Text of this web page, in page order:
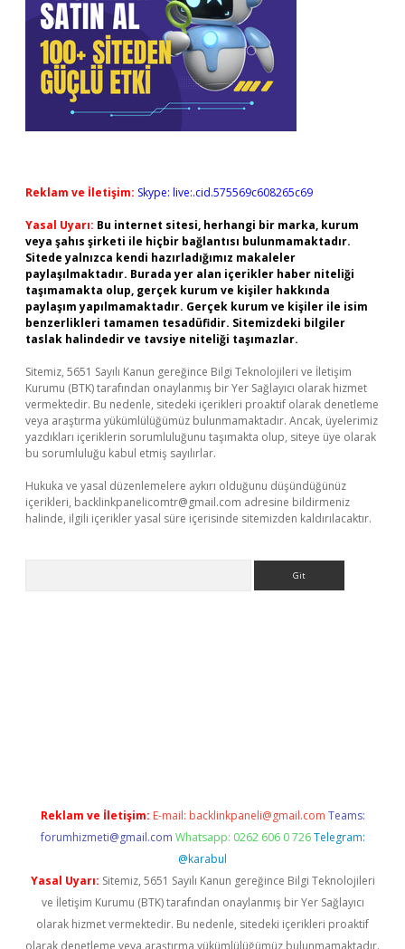
Reklam ve İletişim: Skype: live:.cid.575569c608265c69
Yasal Uyarı: Bu internet sitesi, herhangi bir marka, kurum
veya şahıs şirketi ile hiçbir bağlantısı bulunmamaktadır.
Sitede yalnızca kendi hazırladığımız makaleler
paylaşılmaktadır. Burada yer alan içerikler haber niteliği
taşımamakta olup, gerçek kurum ve kişiler hakkında
paylaşım yapılmamaktadır. Gerçek kurum ve kişiler ile isim
benzerlikleri tamamen tesadüfidir. Sitemizdeki bilgiler
taslak halindedir ve tavsiye niteliği taşımazlar.
Sitemiz, 5651 Sayılı Kanun gereğince Bilgi Teknolojileri ve İletişim
Kurumu (BTK) tarafından onaylanmış bir Yer Sağlayıcı olarak hizmet
vermektedir. Bu nedenle, sitedeki içerikleri proaktif olarak denetleme
veya araştırma yükümlülüğümüz bulunmamaktadır. Ancak, üyelerimiz
yazdıkları içeriklerin sorumluluğunu taşımakta olup, siteye üye olarak
bu sorumluluğu kabul etmiş sayılırlar.
Hukuka ve yasal düzenlemelere aykırı olduğunu düşündüğünüz
içerikleri, backlinkpanelicomtr@gmail.com adresine bildirmeniz
halinde, ilgili içerikler yasal süre içerisinde sitemizden kaldırılacaktır.
Reklam ve İletişim: E-mail: backlinkpaneli@gmail.com Teams:
forumhizmeti@gmail.com Whatsapp: 0262 606 0 726 Telegram:
@karabul
Yasal Uyarı: Sitemiz, 5651 Sayılı Kanun gereğince Bilgi Teknolojileri
ve İletişim Kurumu (BTK) tarafından onaylanmış bir Yer Sağlayıcı
olarak hizmet vermektedir. Bu nedenle, sitedeki içerikleri proaktif
olarak denetleme veya araştırma yükümlülüğümüz bulunmamaktadır.